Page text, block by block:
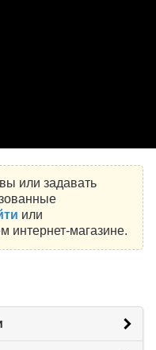
или задавать
или
интернет-магазине.